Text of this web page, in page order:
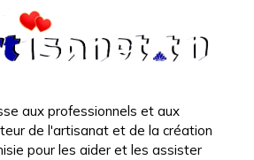
aux professionnels et aux
de l'artisanat et de la création
pour les aider et les assister